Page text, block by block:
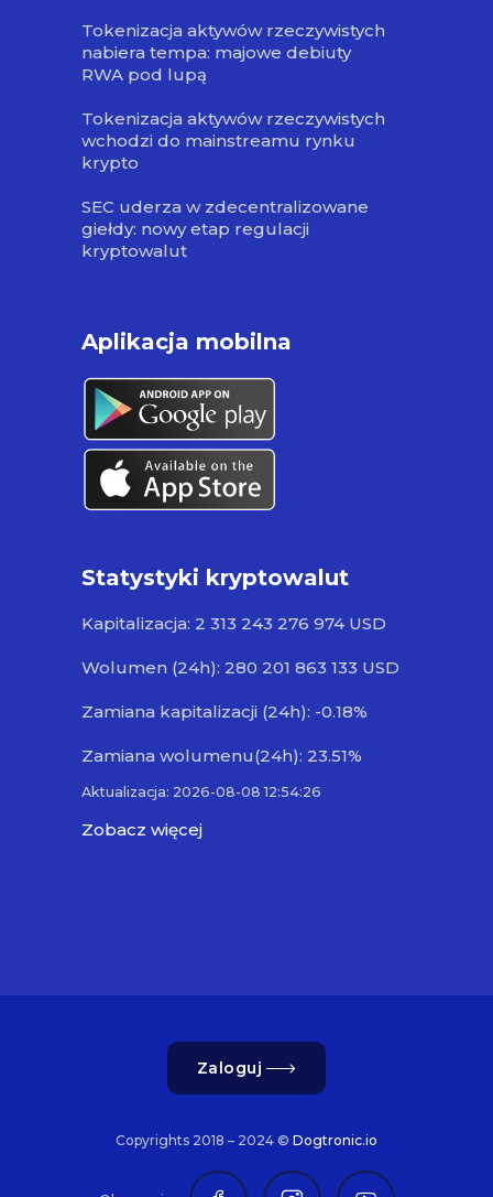
Tokenizacja aktywów rzeczywistych
nabiera tempa: majowe debiuty
RWA pod lupą
Tokenizacja aktywów rzeczywistych
wchodzi do mainstreamu rynku
krypto
SEC uderza w zdecentralizowane
giełdy: nowy etap regulacji
kryptowalut
Aplikacja mobilna
Statystyki kryptowalut
Kapitalizacja: 2 313 243 276 974 USD
Wolumen (24h): 280 201 863 133 USD
Zamiana kapitalizacji (24h): -0.18%
Zamiana wolumenu(24h): 23.51%
Aktualizacja: 2026-08-08 12:54:26
Zobacz więcej
Zaloguj
Copyrights 2018 – 2024 © Dogtronic.io